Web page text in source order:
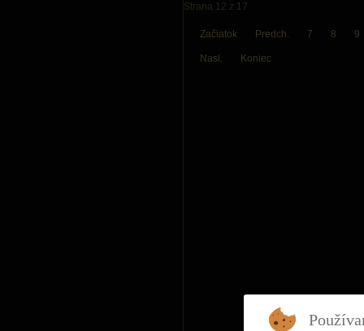
Strana 12 z 17
Začiatok Predch. 7 8 9
Nasl. Koniec